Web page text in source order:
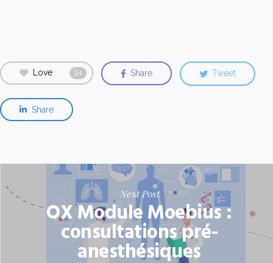
Love 24 Share Tweet
Share
Next Post
OX Module Moebius :
consultations pré-
anesthésiques